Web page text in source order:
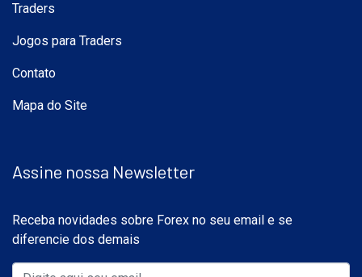
Traders
Jogos para Traders
Contato
Mapa do Site
Assine nossa Newsletter
Receba novidades sobre Forex no seu email e se
diferencie dos demais